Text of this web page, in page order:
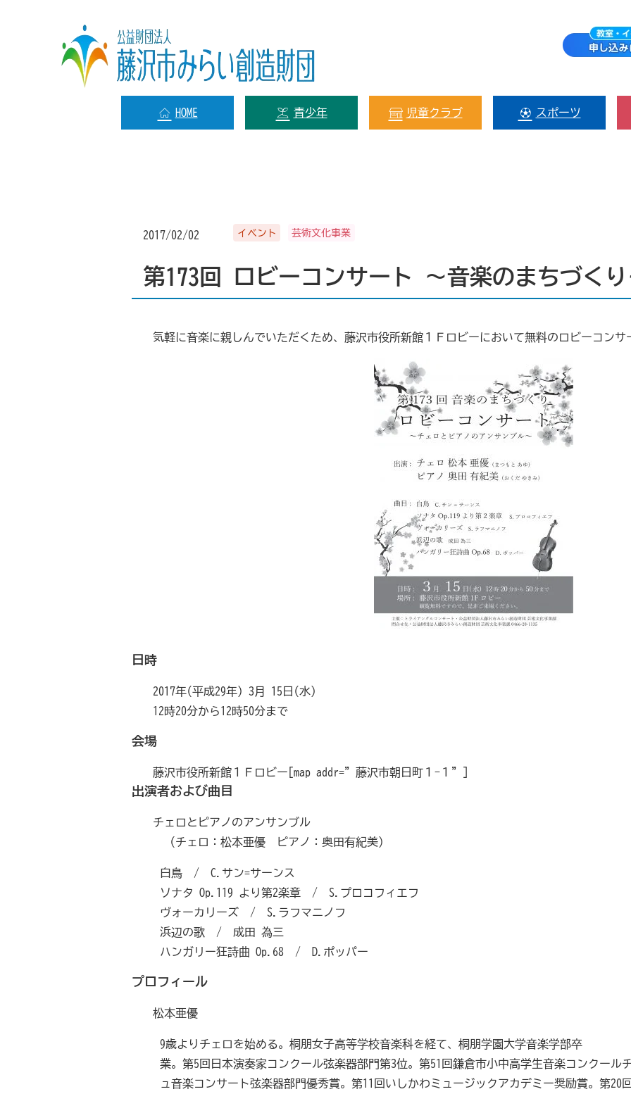
HOME 青少年 児童クラブ スポーツ
2017/02/02 イベント 芸術文化事業
第173回 ロビーコンサート ～音楽のまちづく
気軽に音楽に親しんでいただくため、藤沢市役所新館１Ｆロビーにおいて無料のロビーコン
日時
2017年(平成29年) 3月 15日(水)
12時20分から12時50分まで
会場
藤沢市役所新館１Ｆロビー[map addr=”藤沢市朝日町１−１”]
出演者および曲目
チェロとピアノのアンサンブル
（チェロ：松本亜優 ピアノ：奥田有紀美）
白鳥 / C.サン=サーンス
ソナタ Op.119 より第2楽章 / S.プロコフィエフ
ヴォーカリーズ / S.ラフマニノフ
浜辺の歌 / 成田 為三
ハンガリー狂詩曲 Op.68 / D.ポッパー
プロフィール
松本亜優
9歳よりチェロを始める。桐朋女子高等学校音楽科を経て、桐朋学園大学音楽学部卒
業。第5回日本演奏家コンクール弦楽器部門第3位。第51回鎌倉市小中高学生音楽コンクール
ュ音楽コンサート弦楽器部門優秀賞。第11回いしかわミュージックアカデミー奨励賞。第20